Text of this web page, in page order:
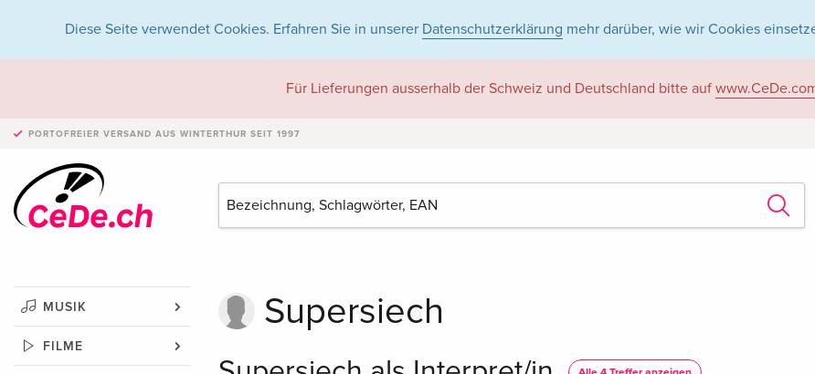
Diese Seite verwendet Cookies. Erfahren Sie in unserer Datenschutzerklärung mehr darüber, wie wir Cookies
Für Lieferungen ausserhalb der Schweiz und Deutschland bitte auf
PORTOFREIER VERSAND AUS WINTERTHUR SEIT 1997
MUSIK
FILME
Supersiech